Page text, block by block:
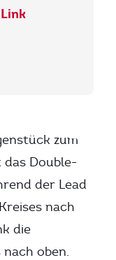
zum
Double-
der Lead
nach
die
oben.